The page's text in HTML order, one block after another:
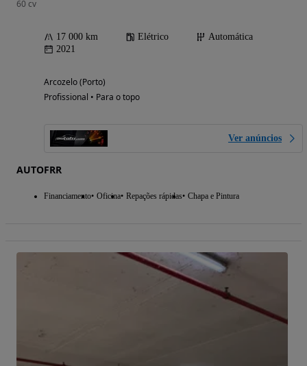
60 cv
17 000 km Elétrico
Automática
2021
Arcozelo (Porto)
Profissional • Para o topo
Ver anúncios
AUTOFRR
Financiamento Oficina Repações rápidas Chapa e Pintura